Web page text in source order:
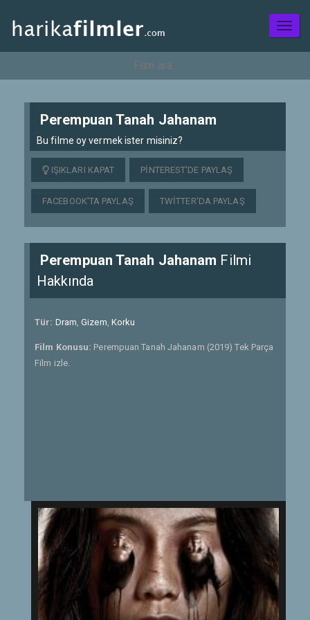
Perempuan Tanah Jahanam
Bu filme oy vermek ister misiniz?
IŞIKLARI KAPAT PINTEREST'DE PAYLAŞ
FACEBOOK'TA PAYLAŞ TWITTER'DA PAYLAŞ
Perempuan Tanah Jahanam Filmi
Hakkında
Tür: Dram,Gizem, Korku
Film Konusu: Perempuan Tanah Jahanam (2019) Tek Parça
Film izle.